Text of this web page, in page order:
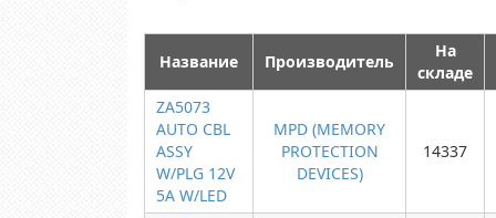
Название Производитель
На
складе
ZA5073
AUTO CBL
ASSY
W/PLG 12V
5A W/LED
MPD (MEMORY
PROTECTION
DEVICES)
14337